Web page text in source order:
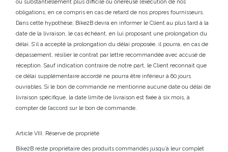
ou substantiellement plus difficile ou onéreuse l’exécution de nos
obligations, en ce compris en cas de retard de nos propres fournisseurs.
Dans cette hypothèse, Bike2B devra en informer le Client au plus tard à la
date de la livraison, le cas échéant, en lui proposant une prolongation du
délai. S’il a accepté la prolongation du délai proposée, il pourra, en cas de
dépassement, résilier le contrat par lettre recommandée avec accusé de
réception. Sauf indication contraire de notre part, le Client reconnait que
ce délai supplémentaire accordé ne pourra être inférieur à 60 jours
ouvrables. Si le bon de commande ne mentionne aucune date ou délai de
livraison spécifique, la date limite de livraison est fixée à six mois, à
compter de l’accord sur le bon de commande.
Article VIII. Réserve de propriété
Bike2B reste propriétaire des produits commandés jusqu’à leur complet